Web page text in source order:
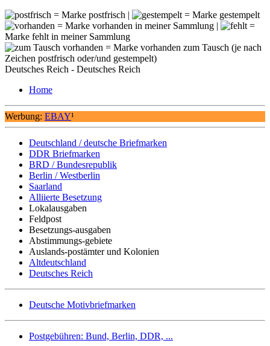
= Marke postfrisch |
= Marke gestempelt
= Marke vorhanden in meiner Sammlung |
=
Marke fehlt in meiner Sammlung
= Marke vorhanden zum Tausch (je nach
Zeichen postfrisch oder/und gestempelt)
Deutsches Reich - Deutsches Reich
Home
Werbung: EBAY¹
Deutschland / deutsche Briefmarken
DDR Briefmarken
BRD / Bundesrepublik
Berlin / Westberlin
Saarland
Alliierte Besetzung
Lokalausgaben
Feldpost
Besetzungs-ausgaben
Abstimmungs-gebiete
Auslands-postämter und Kolonien
Altdeutschland
Deutsches Reich
Deutsche Motivbriefmarken
Postgebühren: Bund, Berlin, DDR, ...